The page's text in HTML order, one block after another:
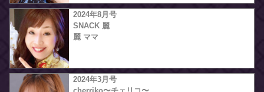
2024年8月号
SNACK 麗
麗 ママ
2024年3月号